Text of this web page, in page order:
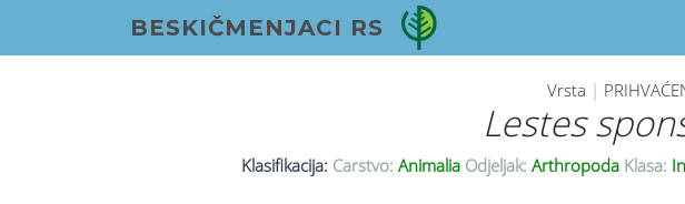
BESKIČMENJACI RS
Vrsta |
Lestes
Klasifikacija: Carstvo: Animalia Odjeljak: Arthropoda Klasa: